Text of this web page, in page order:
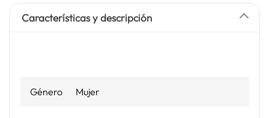
Características y descripción
Género Mujer